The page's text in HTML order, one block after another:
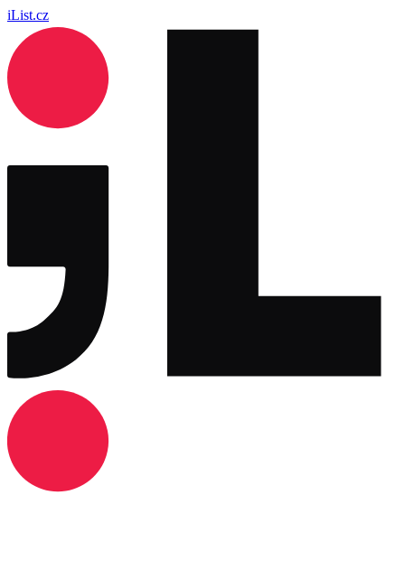
iList.cz